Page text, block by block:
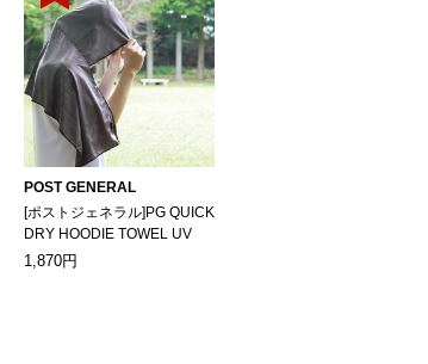
POST GENERAL
[ポストジェネラル]PG QUICK
DRY HOODIE TOWEL UV
1,870円